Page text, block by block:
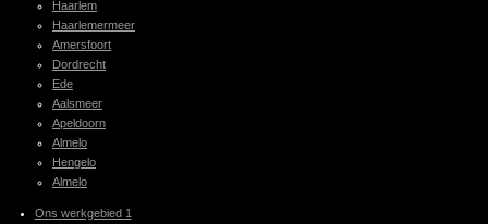
Haarlem
Haarlemermeer
Amersfoort
Dordrecht
Ede
Aalsmeer
Apeldoorn
Almelo
Hengelo
Almelo
Ons werkgebied 1